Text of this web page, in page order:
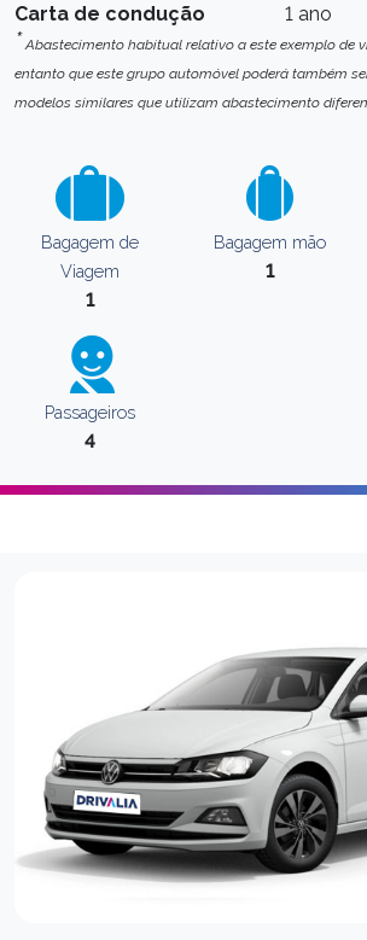
Carta de condução
1 ano
* Abastecimento habitual relativo a este exemplo de
entanto que este grupo automóvel poderá também
modelos similares que utilizam abastecimento
Bagagem de
Viagem
1
Bagagem mão
1
Passageiros
4